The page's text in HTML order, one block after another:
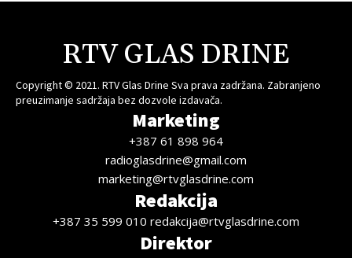
RTV GLAS DRINE
Copyright © 2021. RTV Glas Drine Sva prava zadržana. Zabranjeno
preuzimanje sadržaja bez dozvole izdavača.
Marketing
+387 61 898 964
radioglasdrine@gmail.com
marketing@rtvglasdrine.com
Redakcija
+387 35 599 010 redakcija@rtvglasdrine.com
Direktor